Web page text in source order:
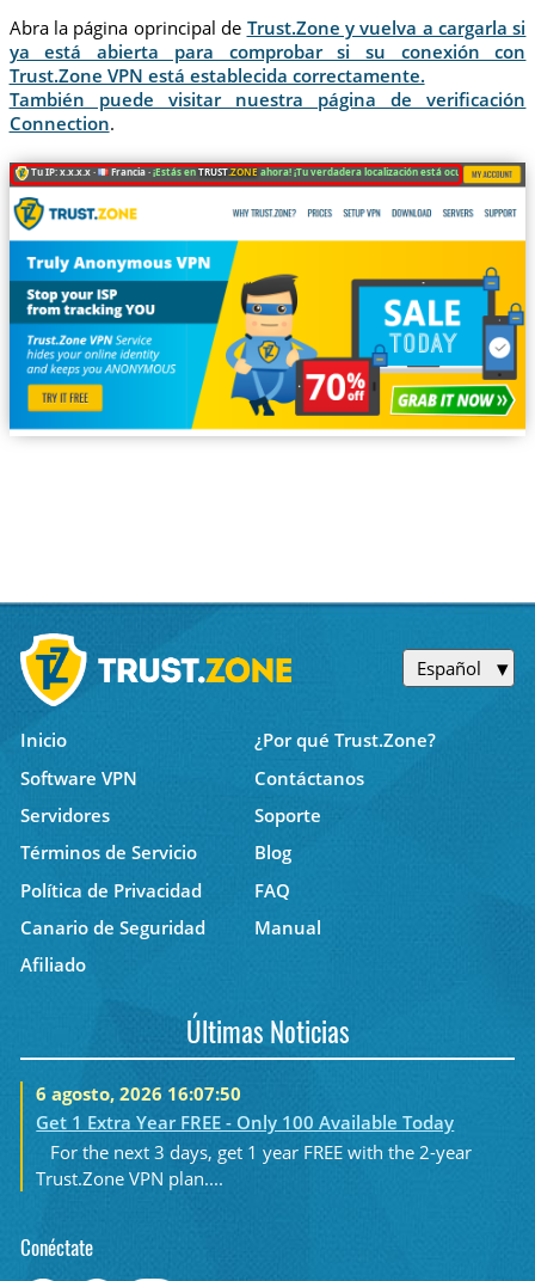
Abra la página oprincipal de Trust.Zone y vuelva a cargarla si
ya está abierta para comprobar si su conexión con
Trust.Zone VPN está establecida correctamente.
También puede visitar nuestra página de verificación
Connection.
Tu IP: x.x.x.x · Francia ·¡Estás enTRUST.ZONEahora! ¡Tu verdadera localización está oculta!
Español
Inicio
¿Por qué Trust.Zone?
Software VPN
Contáctanos
Servidores
Soporte
Términos de Servicio
Blog
Política de Privacidad
FAQ
Canario de Seguridad
Manual
Afiliado
Últimas Noticias
6 agosto, 2026 16:07:50
Get 1 Extra Year FREE - Only 100 Available Today
For the next 3 days, get 1 year FREE with the 2-year
Trust.Zone VPN plan....
Conéctate